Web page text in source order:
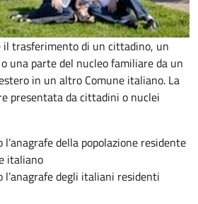
il trasferimento di un cittadino, un
una parte del nucleo familiare da un
in un altro Comune italiano. La
presentata da cittadini o nuclei
della popolazione residente
italiano
degli italiani residenti